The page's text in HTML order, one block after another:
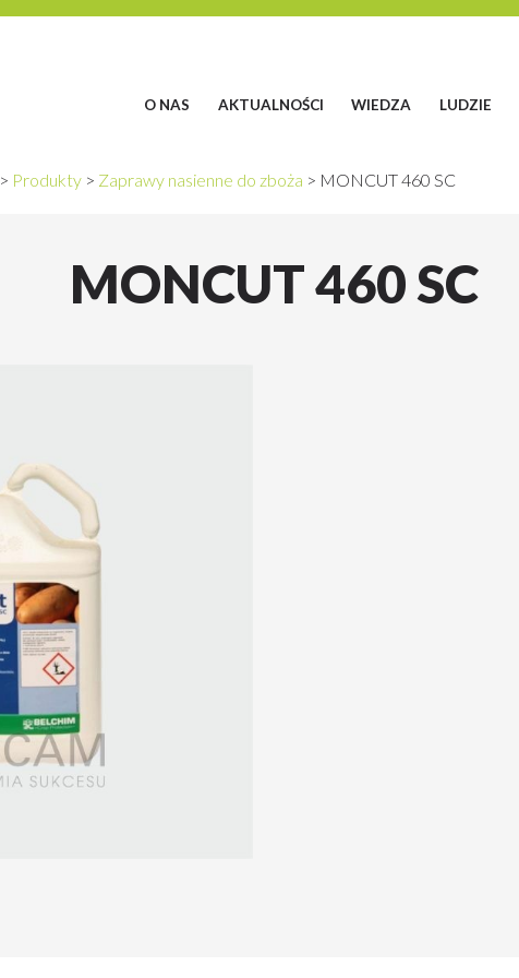
O NAS AKTUALNOŚCI WIEDZA LUDZIE
> Produkty > Zaprawy nasienne do zboża > MONCUT 460 SC
MONCUT 460 SC